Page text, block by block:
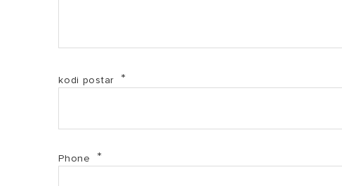
PF-3100912-3100946 (PDF, 1.18 mb)
PF-3100913-3100947 (PDF, 1.18 mb)
kodi postar
Phone